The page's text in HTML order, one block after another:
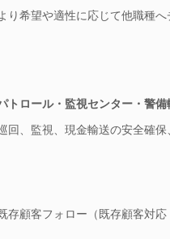
り希望や適性に応じて他職種
ロール・監視センター・警備
回、監視、現金輸送の安全確
存顧客フォロー（既存顧客対応